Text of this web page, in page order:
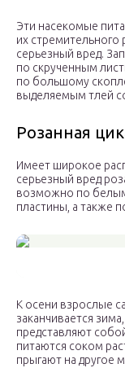
Эти насекомые
их стремительного
серьезный вред.
по скрученным
по большому
выделяемым тлей
Розанная
Имеет широкое
серьезный вред
возможно по
пластины, а также
К осени взрослые
заканчивается
представляют
питаются соком
прыгают на другое